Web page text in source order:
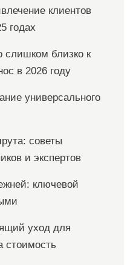
клиентов
годах
слишком близко к
в 2026 году
универсального
советы
и экспертов
ключевой
уход для
стоимость